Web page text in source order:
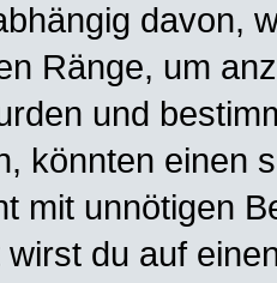
davon,
Ränge, um
und
könnten einen
mit unnötigen
du auf